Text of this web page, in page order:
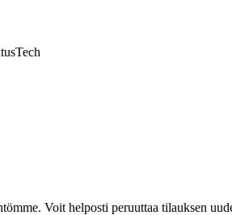
Tech
Voit helposti peruuttaa tilauksen